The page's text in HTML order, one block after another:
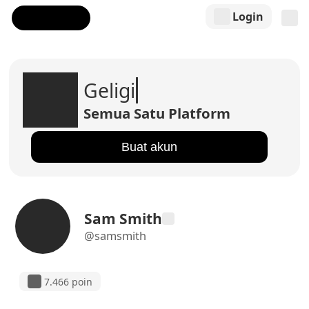
Login
Geligi
Semua Satu Platform
Buat akun
Sam Smith
@samsmith
7.466 poin